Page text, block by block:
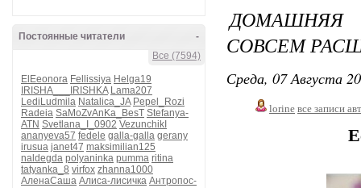
-
Постоянные читатели
Все (7594)
ElEeonora Fellissiya Helga19
IRISHA___IRISHKA Lama207
LediLudmila Natalica_JA Pepel_Rozi
Radeia SaMoZvAnKa_BesT Stefanya-
ATN Svetlana_I_0902 VezunchikI
ananyeva57 fedele galla-galla gerany
irusua janet47 maksimilian125
naldegda polyaninka pumma ritina
tatyanka_8 virfox zhanna1000
АленаСаша Алиса-лисичка Антропос-
СОВСЕМ
Среда, 07 Августа
lorine все записи